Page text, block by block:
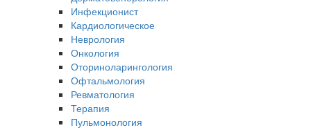
Инфекционист
Кардиологическое
Неврология
Онкология
Оториноларингология
Офтальмология
Ревматология
Терапия
Пульмонология